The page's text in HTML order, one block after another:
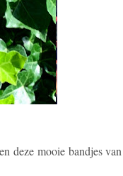
deze mooie bandjes van